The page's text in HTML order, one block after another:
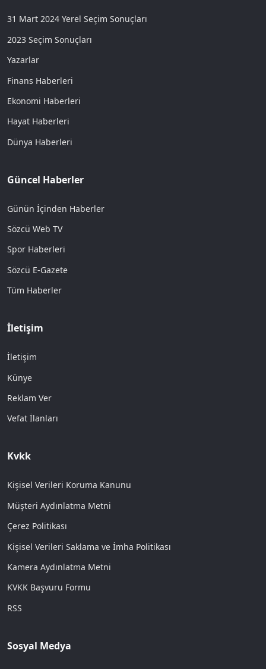
31 Mart 2024 Yerel Seçim Sonuçları
2023 Seçim Sonuçları
Yazarlar
Finans Haberleri
Ekonomi Haberleri
Hayat Haberleri
Dünya Haberleri
Güncel Haberler
Günün İçinden Haberler
Sözcü Web TV
Spor Haberleri
Sözcü E-Gazete
Tüm Haberler
İletişim
İletişim
Künye
Reklam Ver
Vefat İlanları
Kvkk
Kişisel Verileri Koruma Kanunu
Müşteri Aydınlatma Metni
Çerez Politikası
Kişisel Verileri Saklama ve İmha Politikası
Kamera Aydınlatma Metni
KVKK Başvuru Formu
RSS
Sosyal Medya